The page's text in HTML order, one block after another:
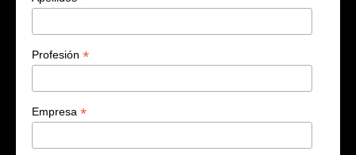
Profesión *
Empresa *